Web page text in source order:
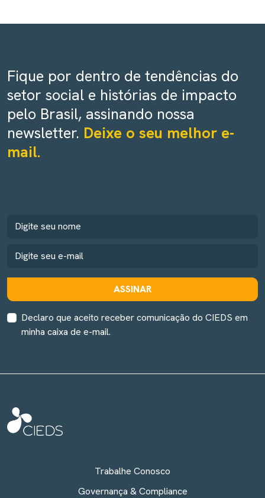
Fique por dentro de tendências do
setor social e histórias de impacto
pelo Brasil, assinando nossa
newsletter. Deixe o seu melhor e-
mail.
ASSINAR
Declaro que aceito receber comunicação do CIEDS em
minha caixa de e-mail.
Trabalhe Conosco
Governança & Compliance